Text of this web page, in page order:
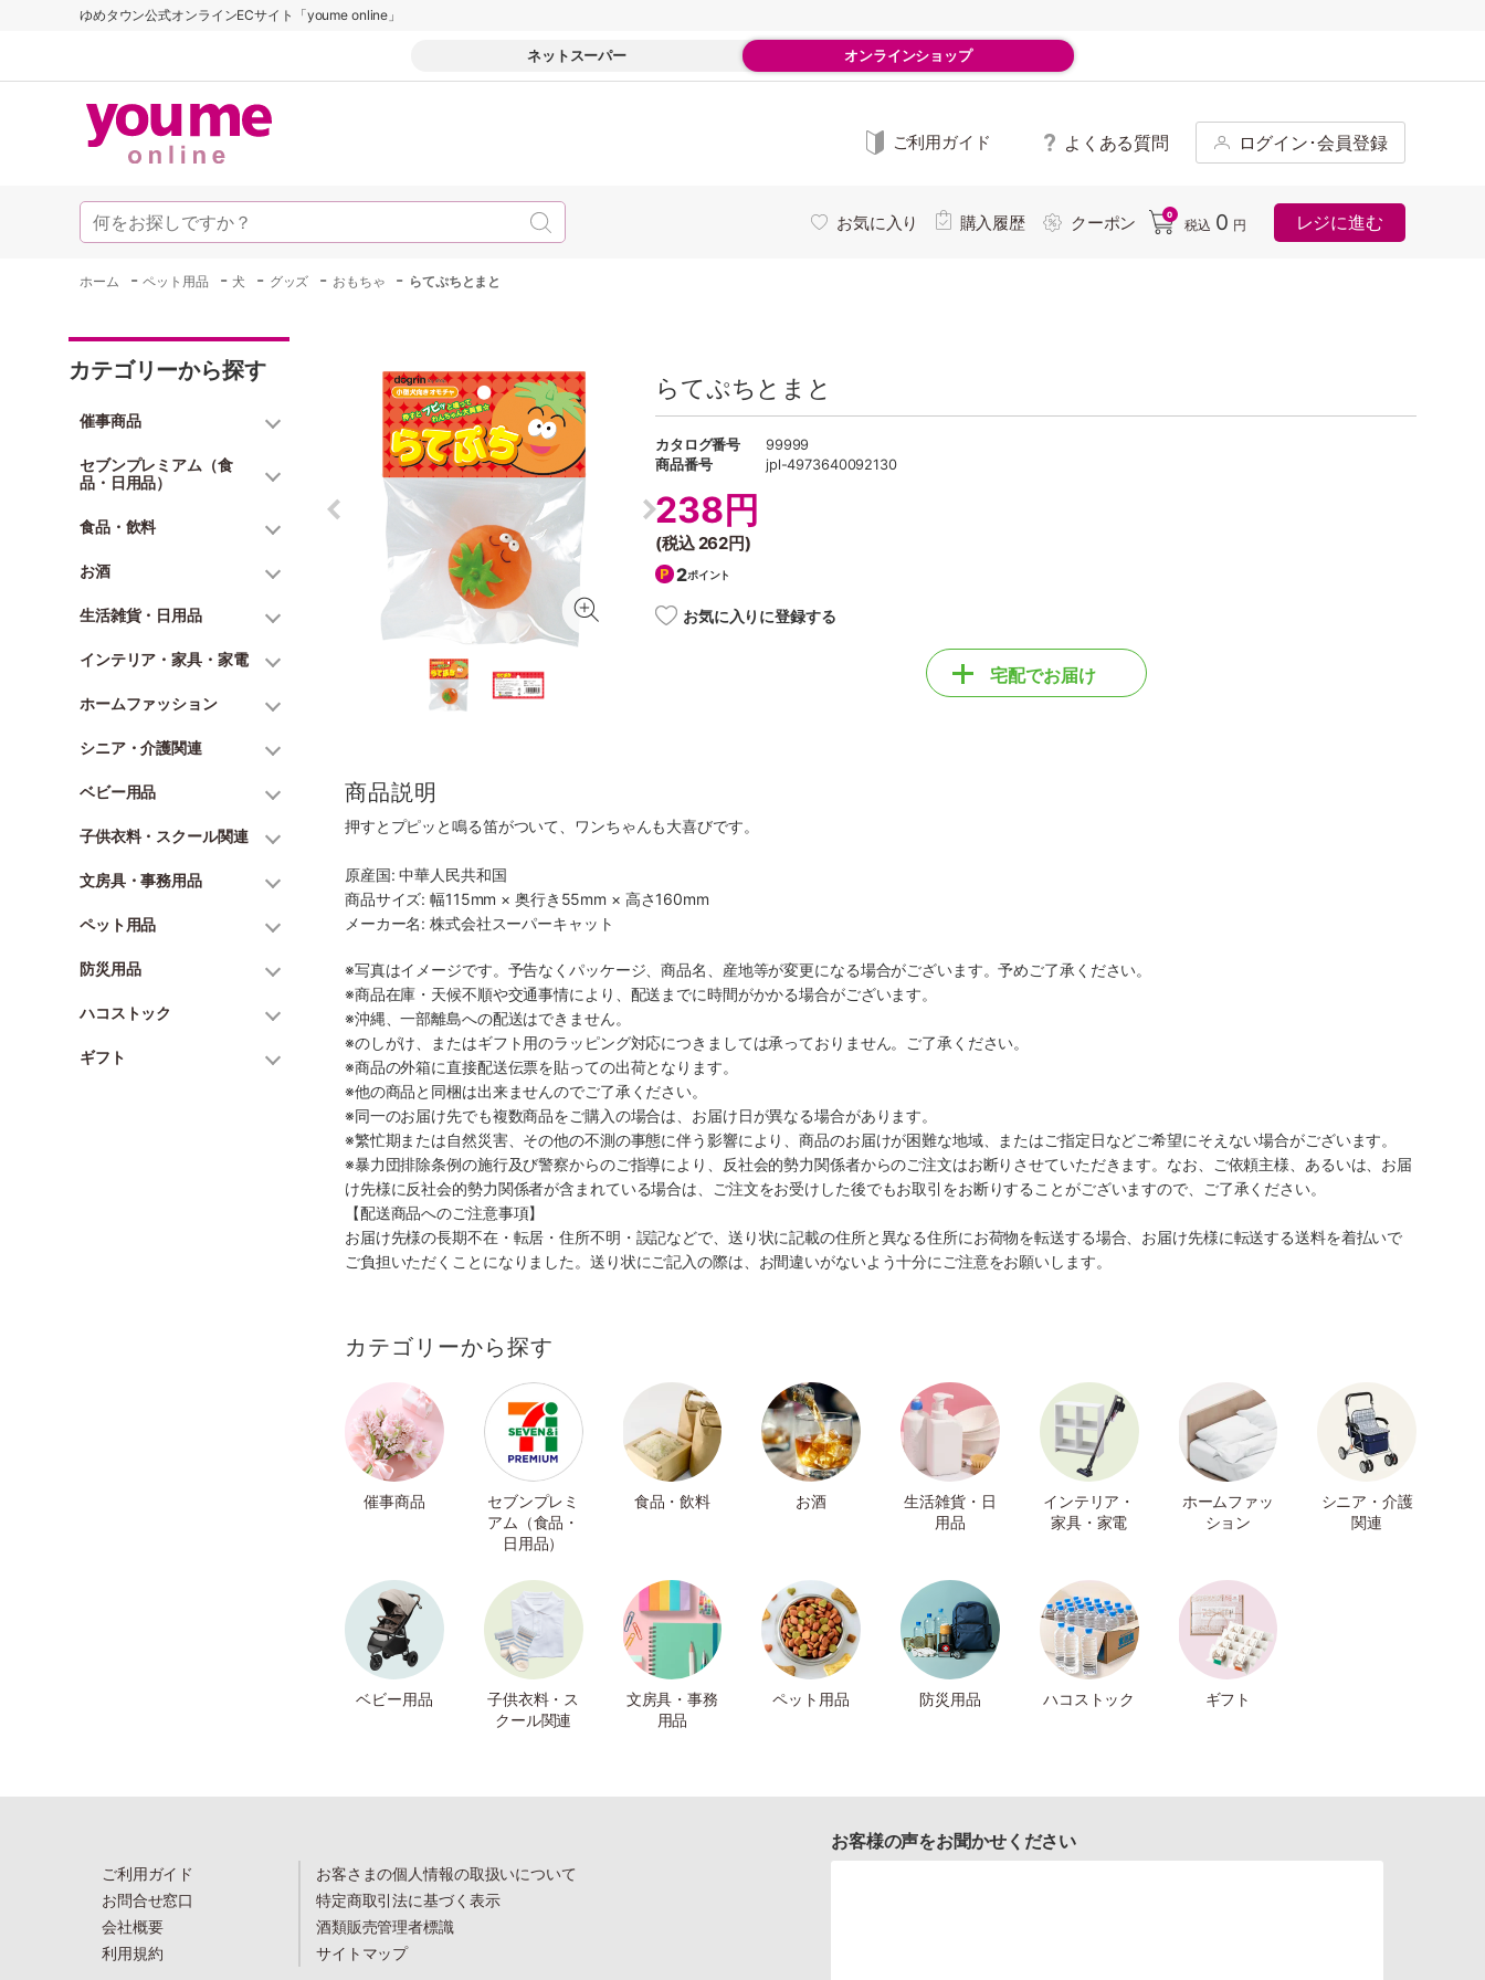
ゆめタウン公式オンラインECサイト「youme online」
ネットスーパー オンラインショップ
ご利用ガイド よくある質問 ログイン･会員登録
お気に入り 購入履歴 クーポン 0
税込 0 円 レジに進む
ホーム -ペット用品 -犬 - グッズ - おもちゃ - らてぷちとまと
カテゴリーから探す
催事商品
セブンプレミアム（食
品・日用品）
食品・飲料
お酒
生活雑貨・日用品
インテリア・家具・家電
ホームファッション
シニア・介護関連
ベビー用品
子供衣料・スクール関連
文房具・事務用品
ペット用品
防災用品
ハコストック
ギフト
らてぷちとまと
カタログ番号
99999
商品番号
jpl-4973640092130
238円
(税込262円)
2ポイント
お気に入りに登録する
宅配でお届け
商品説明
押すとプピッと鳴る笛がついて、ワンちゃんも大喜びです。
原産国: 中華人民共和国
商品サイズ: 幅115mm × 奥行き55mm × 高さ160mm
メーカー名: 株式会社スーパーキャット
※写真はイメージです。予告なくパッケージ、商品名、産地等が変更になる場合がございます。予めご了承ください。
※商品在庫・天候不順や交通事情により、配送までに時間がかかる場合がございます。
※沖縄、一部離島への配送はできません。
※のしがけ、またはギフト用のラッピング対応につきましては承っておりません。ご了承ください。
※商品の外箱に直接配送伝票を貼っての出荷となります。
※他の商品と同梱は出来ませんのでご了承ください。
※同一のお届け先でも複数商品をご購入の場合は、お届け日が異なる場合があります。
※繁忙期または自然災害、その他の不測の事態に伴う影響により、商品のお届けが困難な地域、またはご指定日などご希望にそえない場合がございます。
※暴力団排除条例の施行及び警察からのご指導により、反社会的勢力関係者からのご注文はお断りさせていただきます。なお、ご依頼主様、あるいは、お届
け先様に反社会的勢力関係者が含まれている場合は、ご注文をお受けした後でもお取引をお断りすることがございますので、ご了承ください。
【配送商品へのご注意事項】
お届け先様の長期不在・転居・住所不明・誤記などで、送り状に記載の住所と異なる住所にお荷物を転送する場合、お届け先様に転送する送料を着払いで
ご負担いただくことになりました。送り状にご記入の際は、お間違いがないよう十分にご注意をお願いします。
カテゴリーから探す
催事商品
セブンプレミ
アム（食品・
日用品）
食品・飲料 お酒
生活雑貨・日
用品
インテリア・
家具・家電
ホームファッ
ション
シニア・介護
関連
ベビー用品
子供衣料・ス
クール関連
文房具・事務
用品
ペット用品 防災用品 ハコストック ギフト
ご利用ガイド
お問合せ窓口
会社概要
利用規約
お客さまの個人情報の取扱いについて
特定商取引法に基づく表示
酒類販売管理者標識
サイトマップ
お客様の声をお聞かせください